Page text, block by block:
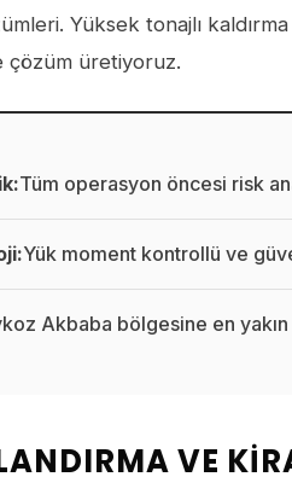
Yüksek tonajlı
çözüm üretiyoruz.
Tüm operasyon öncesi risk
Yük moment kontrollü ve
Akbaba bölgesine en
VE